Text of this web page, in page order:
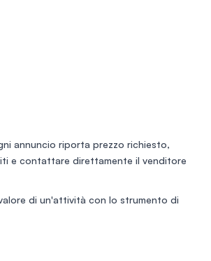
annuncio riporta prezzo richiesto,
e contattare direttamente il venditore
di un'attività con lo strumento di